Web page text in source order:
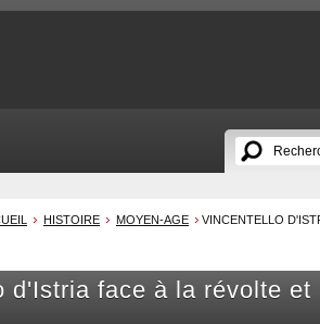
HISTOIRE MOYEN-AGE
VINCENTELLO
d'Istria face à la révolte et